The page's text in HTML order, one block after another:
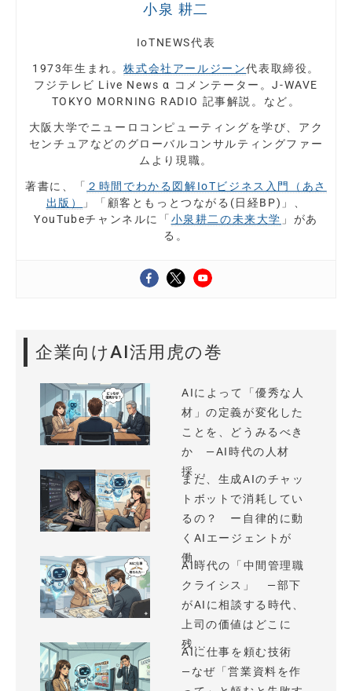
小泉 耕二
IoTNEWS代表
1973年生まれ。株式会社アールジーン代表取締役。
フジテレビ Live News α コメンテーター。J-WAVE
TOKYO MORNING RADIO 記事解説。など。
大阪大学でニューロコンピューティングを学び、アク
センチュアなどのグローバルコンサルティングファー
ムより現職。
著書に、「 ２時間でわかる図解IoTビジネス入門（あさ
出版）
」「顧客ともっとつながる(日経BP)」、
YouTubeチャンネルに「 小泉耕二の未来大学 」があ
る。
企業向けAI活用虎の巻
AIによって「優秀な人
材」の定義が変化した
ことを、どうみるべき
か —AI時代の人材
採...
まだ、生成AIのチャッ
トボットで消耗してい
るの？ ー自律的に動
くAIエージェントが
働...
AI時代の「中間管理職
クライシス」 —部下
がAIに相談する時代、
上司の価値はどこに
残...
AIに仕事を頼む技術
—なぜ「営業資料を作